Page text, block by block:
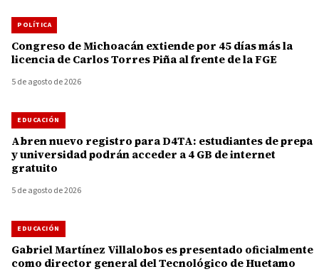
POLÍTICA
Congreso de Michoacán extiende por 45 días más la
licencia de Carlos Torres Piña al frente de la FGE
5 de agosto de 2026
EDUCACIÓN
Abren nuevo registro para D4TA: estudiantes de prepa
y universidad podrán acceder a 4 GB de internet
gratuito
5 de agosto de 2026
EDUCACIÓN
Gabriel Martínez Villalobos es presentado oficialmente
como director general del Tecnológico de Huetamo